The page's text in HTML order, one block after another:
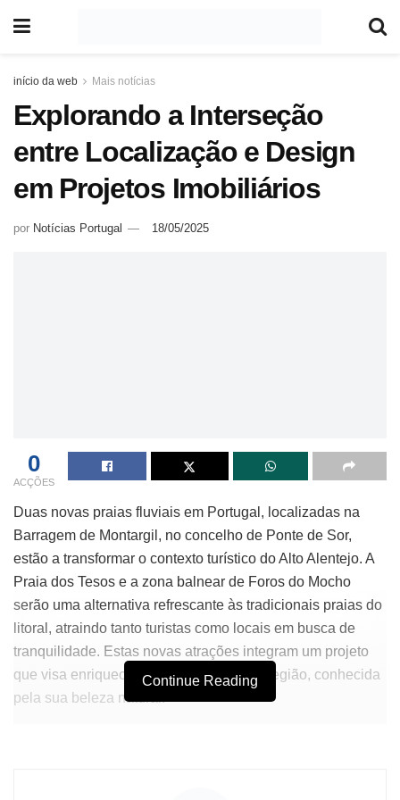
início da web Mais notícias
Explorando a Interseção
entre Localização e Design
em Projetos Imobiliários
por Notícias Portugal 18/05/2025
0
ACÇÕES
Duas novas praias fluviais em Portugal, localizadas na
Barragem de Montargil, no concelho de Ponte de Sor,
estão a transformar o contexto turístico do Alto Alentejo. A
Praia dos Tesos e a zona balnear de Foros do Mocho
serão uma alternativa refrescante às tradicionais praias do
litoral, atraindo tanto turistas como locais em busca de
tranquilidade. Estas novas atrações integram um projeto
que visa enriquecer a oferta de lazer na região, conhecida
pela sua beleza natural.
Continue Reading